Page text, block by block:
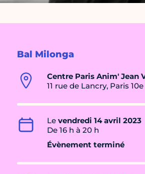
Bal Milonga
Centre Paris Anim' Jean
11 rue de Lancry, Paris 10e
Le vendredi 14 avril 2023
De 16 h à 20 h
Évènement terminé